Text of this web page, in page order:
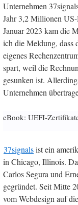
Unternehmen
Jahr 3,2 Millionen
Januar 2023 kam die
ich die Meldung, dass
eigenes
spart, weil die
gesunken ist.
Unternehmen
eBook: UEFI-
37signalsist ein
in Chicago, Illinois.
Carlos Segura und
gegründet. Seit Mitte
vom Webdesign auf